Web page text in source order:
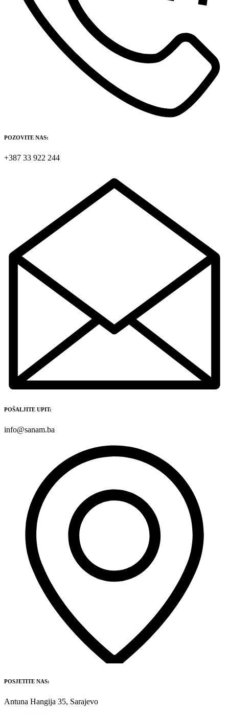
POZOVITE NAS:
+387 33 922 244
POŠALJITE UPIT:
info@sanam.ba
POSJETITE NAS:
Antuna Hangija 35, Sarajevo